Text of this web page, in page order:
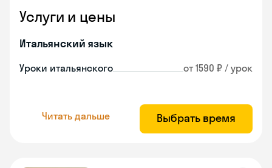
Услуги и цены
Итальянский язык
Уроки итальянского от 1590 ₽ / урок
Читать дальше Выбрать время